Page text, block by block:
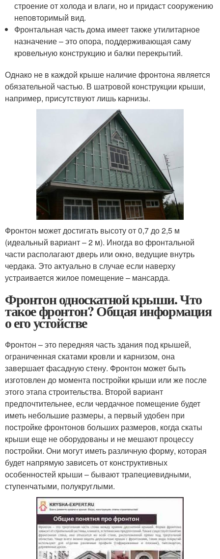
строение от холода и влаги, но и придаст сооружению
неповторимый вид.
Фронтальная часть дома имеет также утилитарное
назначение – это опора, поддерживающая саму
кровельную конструкцию и балки перекрытий.
Однако не в каждой крыше наличие фронтона является
обязательной частью. В шатровой конструкции крыши,
например, присутствуют лишь карнизы.
Фронтон может достигать высоту от 0,7 до 2,5 м
(идеальный вариант – 2 м). Иногда во фронтальной
части располагают дверь или окно, ведущие внутрь
чердака. Это актуально в случае если наверху
устраивается жилое помещение – мансарда.
Фронтон односкатной крыши. Что
такое фронтон? Общая информация
о его устойстве
Фронтон – это передняя часть здания под крышей,
ограниченная скатами кровли и карнизом, она
завершает фасадную стену. Фронтон может быть
изготовлен до момента постройки крыши или же после
этого этапа строительства. Второй вариант
предпочтительнее, если чердачное помещение будет
иметь небольшие размеры, а первый удобен при
постройке фронтонов больших размеров, когда скаты
крыши еще не оборудованы и не мешают процессу
постройки. Они могут иметь различную форму, которая
будет напрямую зависеть от конструктивных
особенностей крыши – бывают трапециевидными,
ступенчатыми, полукруглыми.